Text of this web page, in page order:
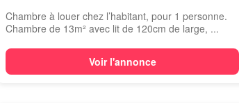
Chambre à louer chez l’habitant, pour 1 personne.
Chambre de 13m² avec lit de 120cm de large, ...
Voir l'annonce